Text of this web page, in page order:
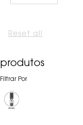
Reset all
produtos
Filtrar Por